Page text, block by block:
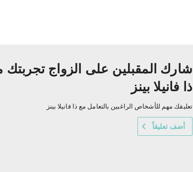
شارك المقبلين على الزواج تجربتك
ذا فانيلا بينز
تعليقك مهم للأشخاص الراغبين بالتعامل مع ذا فانيلا بينز
أضف تعليقاً